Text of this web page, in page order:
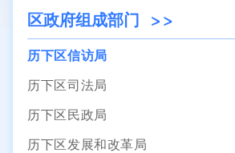
区政府组成部门
历下区信访局
历下区司法局
历下区民政局
历下区发展和改革局